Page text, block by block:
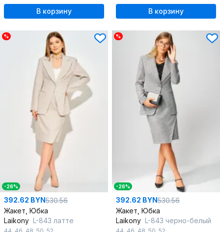
В корзину В корзину
%
-26%
392.62 BYN530.56
Жакет, Юбка
Laikony L-843 латте
%
-26%
392.62 BYN530.56
Жакет, Юбка
Laikony L-843 черно-белый